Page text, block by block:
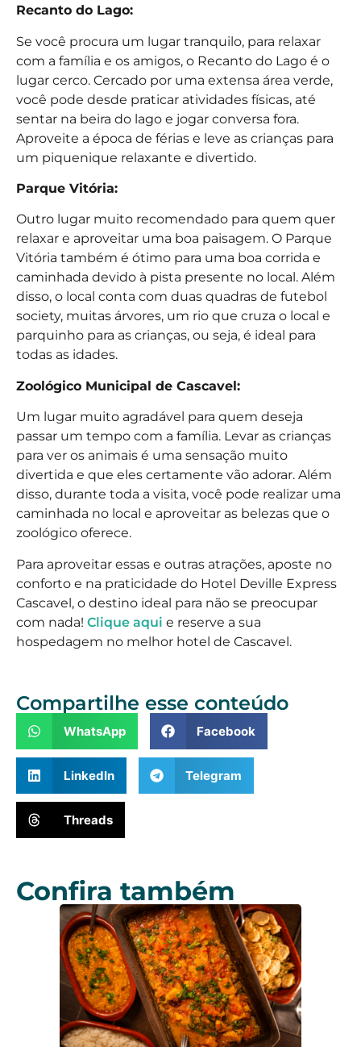
Recanto do Lago:
Se você procura um lugar tranquilo, para relaxar
com a família e os amigos, o Recanto do Lago é o
lugar cerco. Cercado por uma extensa área verde,
você pode desde praticar atividades físicas, até
sentar na beira do lago e jogar conversa fora.
Aproveite a época de férias e leve as crianças para
um piquenique relaxante e divertido.
Parque Vitória:
Outro lugar muito recomendado para quem quer
relaxar e aproveitar uma boa paisagem. O Parque
Vitória também é ótimo para uma boa corrida e
caminhada devido à pista presente no local. Além
disso, o local conta com duas quadras de futebol
society, muitas árvores, um rio que cruza o local e
parquinho para as crianças, ou seja, é ideal para
todas as idades.
Zoológico Municipal de Cascavel:
Um lugar muito agradável para quem deseja
passar um tempo com a família. Levar as crianças
para ver os animais é uma sensação muito
divertida e que eles certamente vão adorar. Além
disso, durante toda a visita, você pode realizar uma
caminhada no local e aproveitar as belezas que o
zoológico oferece.
Para aproveitar essas e outras atrações, aposte no
conforto e na praticidade do Hotel Deville Express
Cascavel, o destino ideal para não se preocupar
com nada! Clique aqui e reserve a sua
hospedagem no melhor hotel de Cascavel.
Compartilhe esse conteúdo
WhatsApp Facebook
LinkedIn Telegram
Threads
Confira também